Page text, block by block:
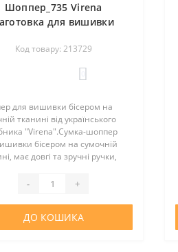
Шоппер_735 Virena
для вишивки
і будиночок 39х32,5
см (сумочна тканина)
Код товару: 213729
для вишивки бісером на
тканині від українського
"Virena".Сумка-шоппер
бісером на сумочній
має довгі та зручні ручки,
зшитий та не потребує
- +
ДО КОШИКА